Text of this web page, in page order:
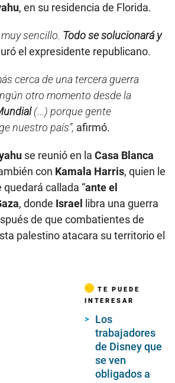
, en su residencia de Florida.
sencillo. Todo se solucionará y
el expresidente republicano.
cerca de una tercera guerra
otro momento desde la
(...) porque gente
nuestro país”, afirmó.
se reunió en la Casa Blanca
con Kamala Harris, quien le
callada “ante el
, donde Israel libra una guerra
de que combatientes de
palestino atacara su territorio el
TE PUEDE
INTERESAR
Los
trabajadores
de Disney que
se ven
obligados a